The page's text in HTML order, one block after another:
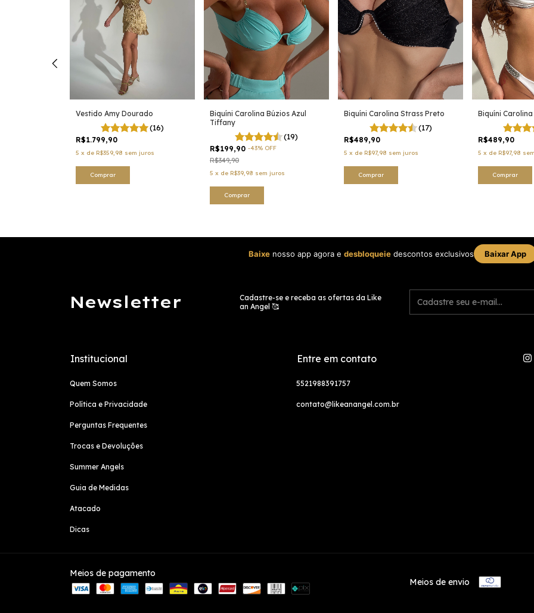
Vestido Amy Dourado
(16)
R$1.799,90
5 x de R$359,98 sem juros
Comprar
Biquíni Carolina Búzios Azul
Tiffany
(19)
R$199,90 -43% OFF
R$349,90
5 x de R$39,98 sem juros
Comprar
Biquíni Carolina Strass Preto
(17)
R$489,90
5 x de R$97,98 sem juros
Comprar
Biquíni
R$489,90
5 x de R$97,98
Comprar
Baixe nosso app agora e desbloqueie descontos exclusivos Baixar App
Newsletter
Cadastre-se e receba as ofertas da Like
an Angel 🥰
Institucional
Quem Somos
Política e Privacidade
Perguntas Frequentes
Trocas e Devoluções
Summer Angels
Guia de Medidas
Atacado
Dicas
Entre em contato
5521988391757
contato@likeanangel.com.br
Meios de pagamento
Meios de envio